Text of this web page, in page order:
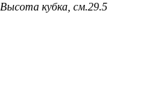
Высота кубка, см.29.5